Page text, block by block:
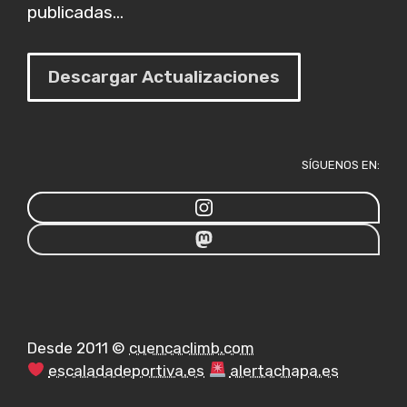
publicadas...
Descargar Actualizaciones
SÍGUENOS EN:
Desde 2011 © cuencaclimb.com
escaladadeportiva.es
alertachapa.es